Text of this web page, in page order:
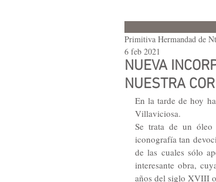
NUEVA
NUESTRA
Primitiva Hermandad de
6 feb 2021
En la tarde de hoy
Villaviciosa.
Se trata de un
iconografía tan
de las cuales sólo
interesante obra,
años del siglo XVIII